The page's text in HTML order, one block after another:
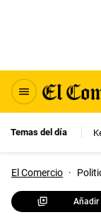
Temas del día
El Comercio ·
Añadir